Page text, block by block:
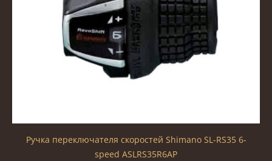
Ручка переключателя скоростей Shimano SL-RS35 6-
speed ASLRS35R6AP